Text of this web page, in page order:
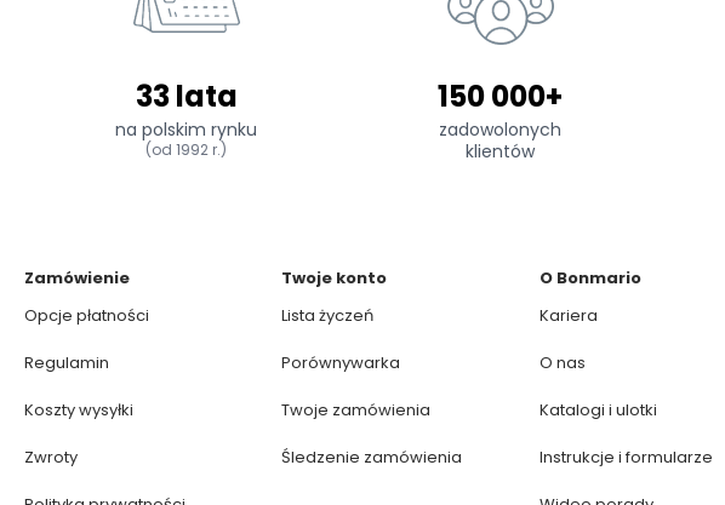
33 lata
na polskim rynku
(od 1992 r.)
150 000+
zadowolonych
klientów
Zamówienie
Opcje płatności
Regulamin
Koszty wysyłki
Zwroty
Twoje konto
Lista życzeń
Porównywarka
Twoje zamówienia
Śledzenie zamówienia
O Bonmario
Kariera
O nas
Katalogi i ulotki
Instrukcje i formularze